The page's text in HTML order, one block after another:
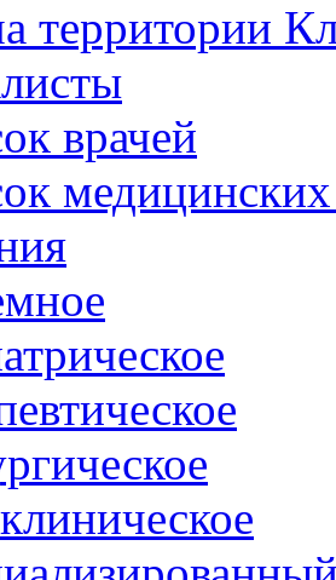
территории
врачей
медицинских